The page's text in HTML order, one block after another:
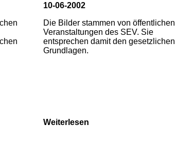
10-06-2002
Die Bilder stammen von öffentlichen
Veranstaltungen des SEV. Sie
entsprechen damit den gesetzlichen
Grundlagen.
Weiterlesen